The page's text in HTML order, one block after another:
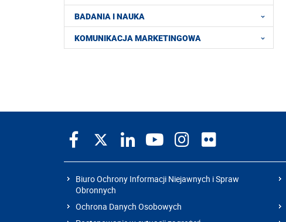
BADANIA I NAUKA
KOMUNIKACJA MARKETINGOWA
Biuro Ochrony Informacji Niejawnych i Spraw
Obronnych
Ochrona Danych Osobowych